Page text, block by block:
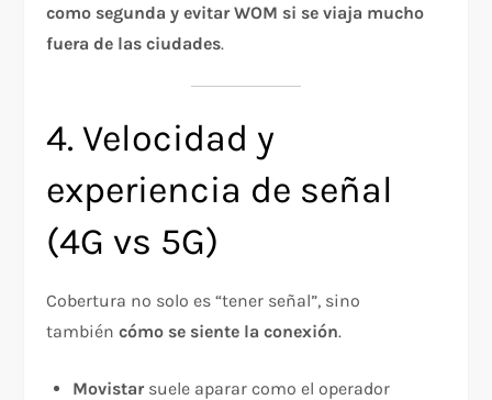
como segunda y evitar WOM si se viaja mucho
fuera de las ciudades.
4. Velocidad y
experiencia de señal
(4G vs 5G)
Cobertura no solo es “tener señal”, sino
tambiéncómo se siente la conexión.
Movistarsuele aparar como el operador